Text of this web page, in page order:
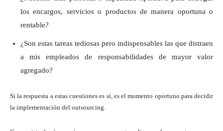
los encargos, servicios o productos de manera oportuna o
rentable?
¿Son estas tareas tediosas pero indispensables las que distraen
a mis empleados de responsabilidades de mayor valor
agregado?
Si la respuesta a estas cuestiones es sí, es el momento oportuno para decidir
la implementación del outsourcing.